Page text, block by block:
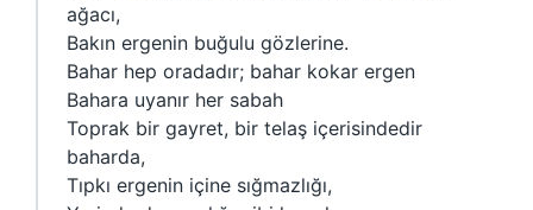
ağacı,
Bakın ergenin buğulu gözlerine.
Bahar hep oradadır; bahar kokar ergen
Bahara uyanır her sabah
Toprak bir gayret, bir telaş içerisindedir
baharda,
Tıpkı ergenin içine sığmazlığı,